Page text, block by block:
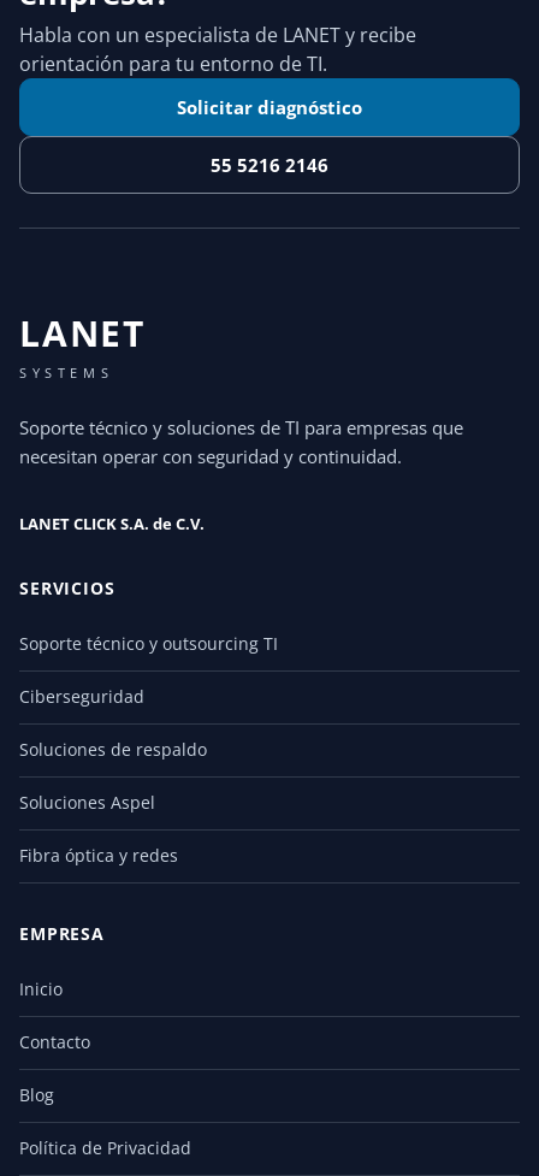
Habla con un especialista de LANET y recibe
orientación para tu entorno de TI.
Solicitar diagnóstico
55 5216 2146
LANET
SYSTEMS
Soporte técnico y soluciones de TI para empresas que
necesitan operar con seguridad y continuidad.
LANET CLICK S.A. de C.V.
SERVICIOS
Soporte técnico y outsourcing TI
Ciberseguridad
Soluciones de respaldo
Soluciones Aspel
Fibra óptica y redes
EMPRESA
Inicio
Contacto
Blog
Política de Privacidad